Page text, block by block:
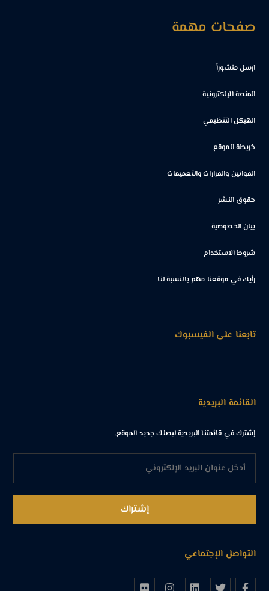
صفحات مهمة
ارسل منشوراً
المنصة الإلكترونية
الهيكل التنظيمي
خريطة الموقع
القوانين والقرارات والتعميمات
حقوق النشر
بيان الخصوصية
شروط الاستخدام
رأيك في موقعنا مهم بالنسبة لنا
تابعنا على الفيسبوك
القائمة البريدية
إشترك في قائمتنا البريدية ليصلك جديد الموقع.
التواصل الإجتماعي